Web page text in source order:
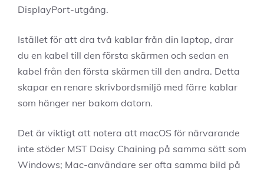
DisplayPort-utgång.
Istället för att dra två kablar från din laptop, drar
du en kabel till den första skärmen och sedan en
kabel från den första skärmen till den andra. Detta
skapar en renare skrivbordsmiljö med färre kablar
som hänger ner bakom datorn.
Det är viktigt att notera att macOS för närvarande
inte stöder MST Daisy Chaining på samma sätt som
Windows; Mac-användare ser ofta samma bild på